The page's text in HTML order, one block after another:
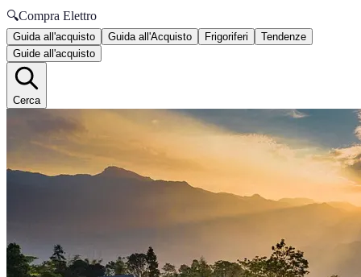
🔍Compra Elettro
Guida all'acquisto Guida all'Acquisto Frigoriferi
Tendenze
Guide all'acquisto
Cerca